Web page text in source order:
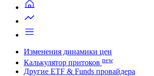
Изменения динамики цен
Калькулятор притоков new
Другие ETF & Funds провайдера